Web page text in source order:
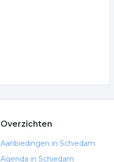
Overzichten
Aanbiedingen in Schiedam
Agenda in Schiedam